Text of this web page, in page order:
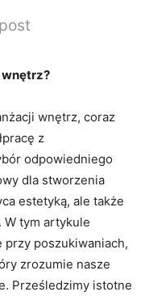
wnętrz, coraz
z⁢
odpowiedniego
dla stworzenia
estetyką, ale także⁣
W tym artykule
przy poszukiwaniach,
zrozumie⁣ nasze‌
Prześledzimy istotne